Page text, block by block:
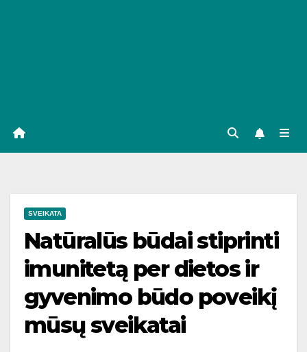
SVEIKATA
Natūralūs būdai stiprinti
imunitetą per dietos ir
gyvenimo būdo poveikį
mūsų sveikatai